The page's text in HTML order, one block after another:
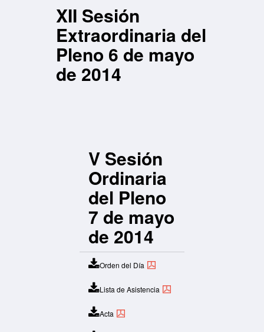
del Pleno 6
de mayo de
2014
XII Sesión
Extraordinaria del
Pleno 6 de mayo
de 2014
V Sesión
Ordinaria
del Pleno
7 de mayo
de 2014
Orden del Día
Lista de Asistencia
Acta